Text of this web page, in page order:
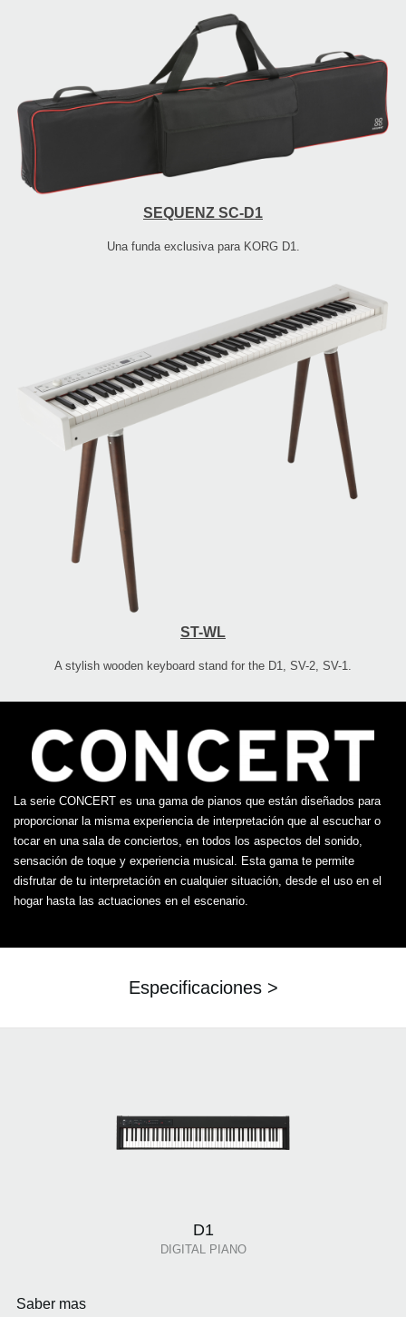
SEQUENZ SC-D1
Una funda exclusiva para KORG D1.
ST-WL
A stylish wooden keyboard stand for the D1, SV-2, SV-1.
La serie CONCERT es una gama de pianos que están diseñados para
proporcionar la misma experiencia de interpretación que al escuchar o
tocar en una sala de conciertos, en todos los aspectos del sonido,
sensación de toque y experiencia musical. Esta gama te permite
disfrutar de tu interpretación en cualquier situación, desde el uso en el
hogar hasta las actuaciones en el escenario.
Especificaciones >
D1
DIGITAL PIANO
Saber mas